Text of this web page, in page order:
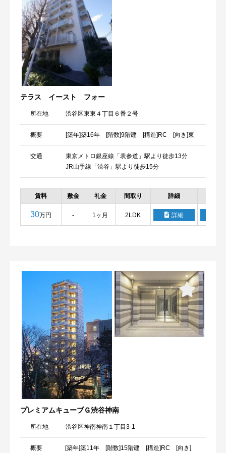
テラス イースト フォー
所在地 渋谷区東東４丁目６番２号
概要 [築年]築16年 [階数]9階建 [構造]RC [向き]東
交通
東京メトロ銀座線「表参道」駅より徒歩13分
JR山手線「渋谷」駅より徒歩15分
賃料 敷金 礼金 間取り 詳細
30万円 - 1ヶ月 2LDK 詳細
プレミアムキューブＧ渋谷神南
所在地 渋谷区神南神南１丁目3-1
概要
[築年]築11年 [階数]15階建 [構造]RC [向き]